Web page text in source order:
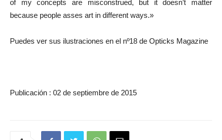
of my concepts are misconstrued, but it doesn’t matter
because people asses art in different ways.»
Puedes ver sus ilustraciones en el nº18 de Opticks Magazine
Publicación : 02 de septiembre de 2015